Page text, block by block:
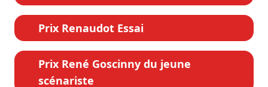
Prix Renaudot Essai
Prix René Goscinny du jeune
scénariste